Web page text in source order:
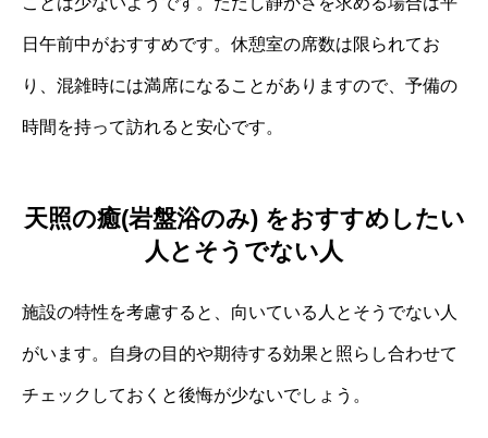
日午前中がおすすめです。休憩室の席数は限られてお
り、混雑時には満席になることがありますので、予備の
時間を持って訪れると安心です。
天照の癒(岩盤浴のみ) をおすすめしたい
人とそうでない人
施設の特性を考慮すると、向いている人とそうでない人
がいます。自身の目的や期待する効果と照らし合わせて
チェックしておくと後悔が少ないでしょう。